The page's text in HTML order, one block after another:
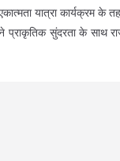
यात्रा कार्यक्रम के
सुंदरता के साथ